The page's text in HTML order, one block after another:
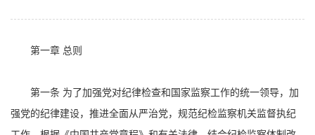
第一章 总则
第一条 为了加强党对纪律检查和国家监察工作的统一领导，加
强党的纪律建设，推进全面从严治党，规范纪检监察机关监督执纪